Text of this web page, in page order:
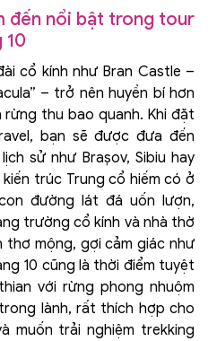
đến nổi bật trong tour
10
cổ kính như Bran Castle –
– trở nên huyền bí hơn
thu bao quanh. Khi đặt
bạn sẽ được đưa đến
sử như Brașov, Sibiu hay
trúc Trung cổ hiếm có ở
đường lát đá uốn lượn,
trường cổ kính và nhà thờ
mộng, gợi cảm giác như
10 cũng là thời điểm tuyệt
với rừng phong nhuộm
lành, rất thích hợp cho
muốn trải nghiệm trekking